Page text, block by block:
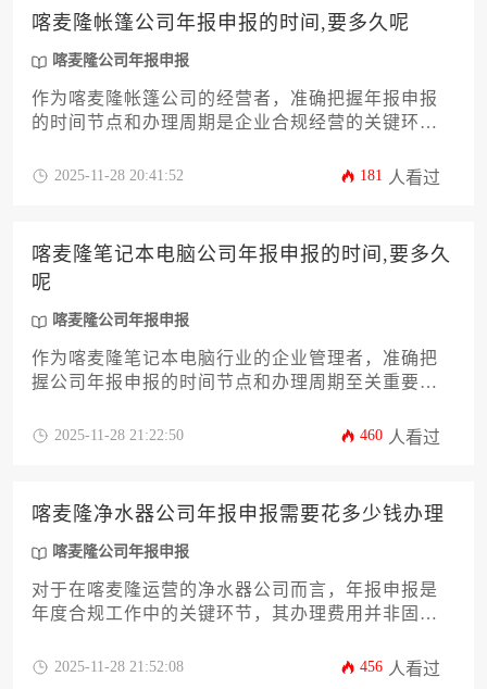
企业主或高管高效完成法律程序，规避潜在风险，
确保企业在当地的合法稳健经营。
喀麦隆帐篷公司年报申报的时间,要多久呢
喀麦隆公司年报申报
作为喀麦隆帐篷公司的经营者，准确把握年报申报
的时间节点和办理周期是企业合规经营的关键环
体法律规定，包括年度申报的起止日期、不同公司
管系统了解喀麦隆公司年报申报的全流程，规避因
延误而产生的罚款风险，确保公司运营顺畅无忧。
2025-11-28 20:41:52 181 人看过
喀麦隆笔记本电脑公司年报申报的时间,要多久
呢
喀麦隆公司年报申报
作为喀麦隆笔记本电脑行业的企业管理者，准确把
握公司年报申报的时间节点和办理周期至关重要。
口、所需时长、核心流程、所需材料、常见风险及
营、维护良好商业信誉的基石，有助于企业主规避
不必要的法律与财务风险。
2025-11-28 21:22:50 460 人看过
喀麦隆净水器公司年报申报需要花多少钱办理
喀麦隆公司年报申报
对于在喀麦隆运营的净水器公司而言，年报申报是
年度合规工作中的关键环节，其办理费用并非固定
专业服务机构以及申报过程中可能产生的额外行政
2025-11-28 21:52:08 456 人看过